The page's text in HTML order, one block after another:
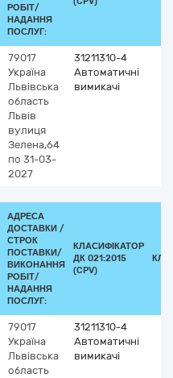
РОБІТ/
НАДАННЯ
ПОСЛУГ:
79017
Україна
Львівська
область
Львів
вулиця
Зелена,64
по 31-03-
2027
31211310-4
Автоматичні
вимикачі
АДРЕСА
ДОСТАВКИ /
СТРОК
ПОСТАВКИ/
ВИКОНАННЯ
РОБІТ/
НАДАННЯ
ПОСЛУГ:
КЛАСИФІКАТОР
ДК 021:2015
(CPV)
79017
Україна
Львівська
область
31211310-4
Автоматичні
вимикачі